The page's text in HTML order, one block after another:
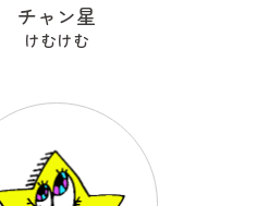
チャン星
けむけむ